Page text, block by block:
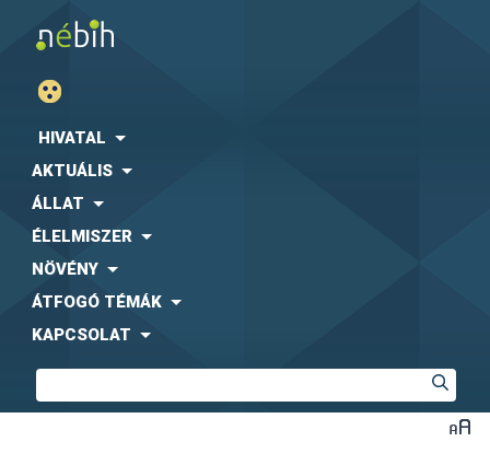
HIVATAL
AKTUÁLIS
ÁLLAT
ÉLELMISZER
NÖVÉNY
ÁTFOGÓ TÉMÁK
KAPCSOLAT